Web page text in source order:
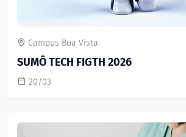
Campus Boa Vista
SUMÔ TECH FIGTH 2026
20/03